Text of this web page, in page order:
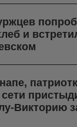
и
Викторию